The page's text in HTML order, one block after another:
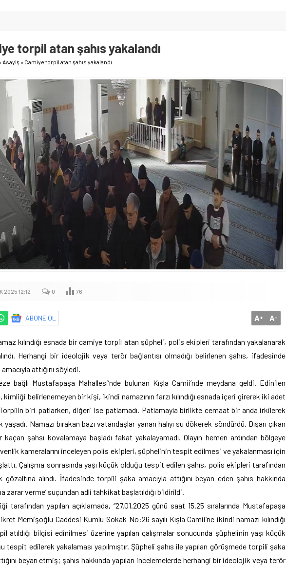
torpil atan şahıs yakalandı
Asayiş » Camiye torpil atan şahıs yakalandı
2025 12:12 0 76
ABONE OL A+ A-
kılındığı esnada bir camiye torpil atan şüpheli, polis ekipleri tarafından yakalanarak
Herhangi bir ideolojik veya terör bağlantısı olmadığı belirlenen şahıs, ifadesinde
attığını söyledi.
bağlı Mustafapaşa Mahallesi’nde bulunan Kışla Camii’nde meydana geldi. Edinilen
kimliği belirlenemeyen bir kişi, ikindi namazının farzı kılındığı esnada içeri girerek iki adet
biri patlarken, diğeri ise patlamadı. Patlamayla birlikte cemaat bir anda irkilerek
Namazı bırakan bazı vatandaşlar yanan halıyı su dökerek söndürdü. Dışarı çıkan
kaçan şahsı kovalamaya başladı fakat yakalayamadı. Olayın hemen ardından bölgeye
kameralarını inceleyen polis ekipleri, şüphelinin tespit edilmesi ve yakalanması için
Çalışma sonrasında yaşı küçük olduğu tespit edilen şahıs, polis ekipleri tarafından
gözaltına alındı. İfadesinde torpili şaka amacıyla attığını beyan eden şahıs hakkında
zarar verme’ suçundan adli tahkikat başlatıldığı bildirildi.
tarafından yapılan açıklamada, “27.01.2025 günü saat 15.25 sıralarında Mustafapaşa
Memişoğlu Caddesi Kumlu Sokak No:26 sayılı Kışla Camii’ne ikindi namazı kılındığı
atıldığı bilgisi edinilmesi üzerine yapılan çalışmalar sonucunda şüphelinin yaşı küçük
tespit edilerek yakalaması yapılmıştır. Şüpheli şahıs ile yapılan görüşmede torpili şaka
beyan etmiş; şahıs hakkında yapılan incelemelerde herhangi bir ideolojik veya terör